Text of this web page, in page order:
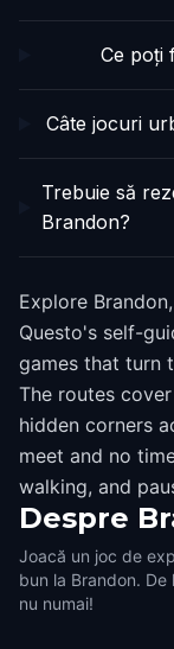
Ce poți
Câte jocuri
Trebuie să
Brandon?
Explore
Questo's self-
games that turn
The routes
hidden corners
meet and no
walking, and
Despre
Joacă un joc de
bun la Brandon.
nu numai!